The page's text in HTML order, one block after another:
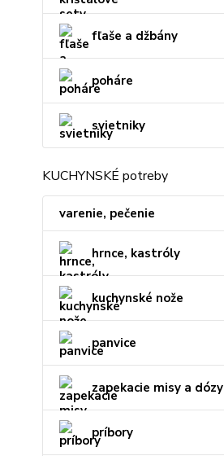
fľaše a džbány
poháre
svietniky
KUCHYNSKÉ potreby
varenie, pečenie
hrnce, kastróly
kuchynské nože
panvice
zapekacie misy a dózy
príbory